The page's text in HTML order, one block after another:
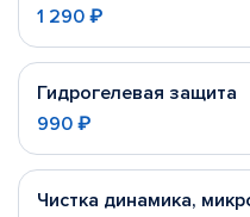
1 290 ₽
Гидрогелевая защита
990 ₽
Чистка динамика,